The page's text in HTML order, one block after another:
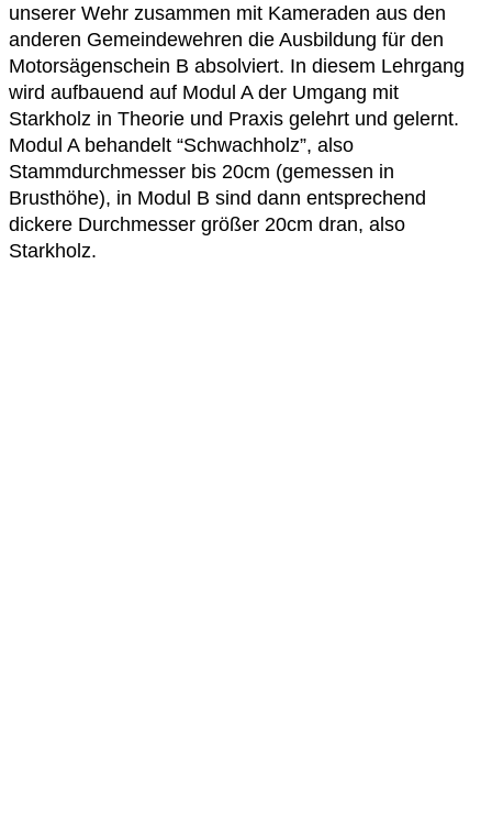
unserer Wehr zusammen mit Kameraden aus den
anderen Gemeindewehren die Ausbildung für den
Motorsägenschein B absolviert. In diesem Lehrgang
wird aufbauend auf Modul A der Umgang mit
Starkholz in Theorie und Praxis gelehrt und gelernt.
Modul A behandelt “Schwachholz”, also
Stammdurchmesser bis 20cm (gemessen in
Brusthöhe), in Modul B sind dann entsprechend
dickere Durchmesser größer 20cm dran, also
Starkholz.